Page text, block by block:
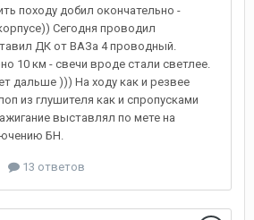
походу добил окончательно -
Сегодня проводил
ДК от ВАЗа 4 проводный.
10 км - свечи вроде стали светлее.
дальше ))) На ходу как и резвее
из глушителя как и спропусками
выставлял по мете на
БН.
13 ответов